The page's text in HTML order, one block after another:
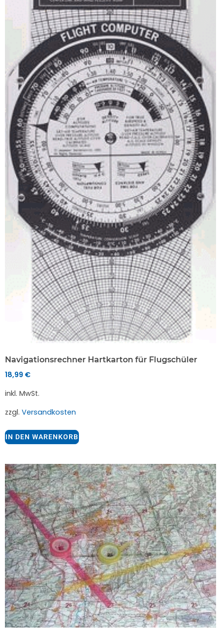
Navigationsrechner Hartkarton für Flugschüler
18,99 €
inkl. MwSt.
zzgl. Versandkosten
IN DEN WARENKORB